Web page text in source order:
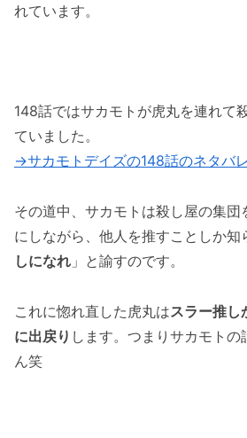
いにスラー達が強襲！！！
「サカモトデイズの149話の
ついにスラー一味が侵入！！
れています。
148話ではサカモトが虎丸を連れて
ていました。
→サカモトデイズの148話のネタバ
その道中、サカモトは殺し屋の集団
にしながら、他人を推すことしか知
しになれ 」と諭すのです。
これに惚れ直した虎丸はスラー推し
に出戻り します。つまりサカモト
ん笑